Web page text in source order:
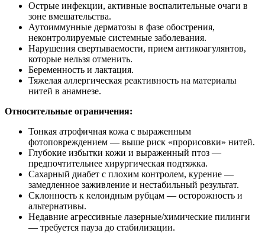
Острые инфекции, активные воспалительные очаги в
зоне вмешательства.
Аутоиммунные дерматозы в фазе обострения,
неконтролируемые системные заболевания.
Нарушения свертываемости, прием антикоагулянтов,
которые нельзя отменить.
Беременность и лактация.
Тяжелая аллергическая реактивность на материалы
нитей в анамнезе.
Относительные ограничения:
Тонкая атрофичная кожа с выраженным
фотоповреждением — выше риск «прорисовки» нитей.
Глубокие избытки кожи и выраженный птоз —
предпочтительнее хирургическая подтяжка.
Сахарный диабет с плохим контролем, курение —
замедленное заживление и нестабильный результат.
Склонность к келоидным рубцам — осторожность и
альтернативы.
Недавние агрессивные лазерные/химические пилинги
— требуется пауза до стабилизации.